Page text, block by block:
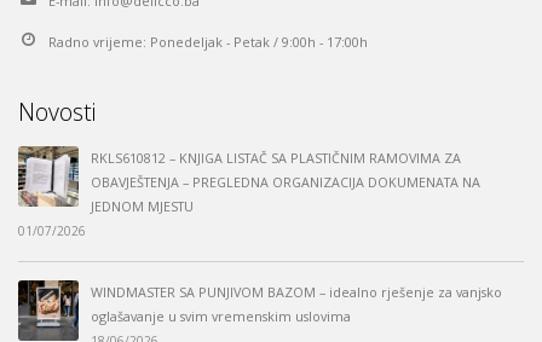
Radno vrijeme: Ponedeljak - Petak / 9:00h - 17:00h
Novosti
RKLS610812 – KNJIGA LISTAČ SA PLASTIČNIM RAMOVIMA ZA
OBAVJEŠTENJA – PREGLEDNA ORGANIZACIJA DOKUMENATA NA
JEDNOM MJESTU
01/07/2026
WINDMASTER SA PUNJIVOM BAZOM – idealno rješenje za vanjsko
oglašavanje u svim vremenskim uslovima